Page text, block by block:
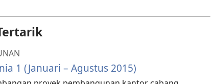
1 (Januari – Agustus 2015)